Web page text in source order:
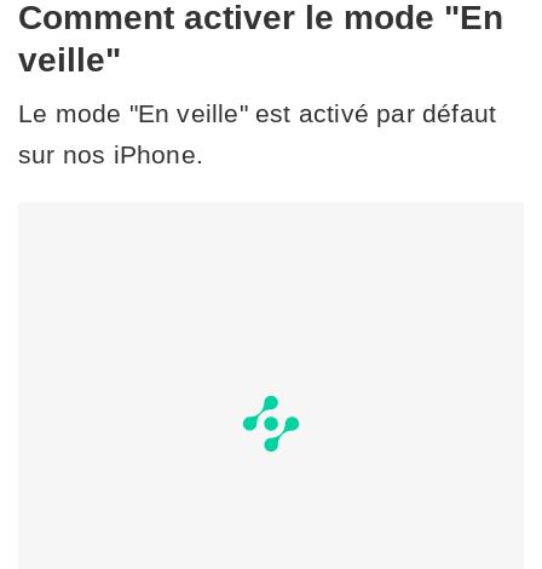
Comment activer le mode "En
veille"
Le mode "En veille" est activé par défaut
sur nos iPhone.